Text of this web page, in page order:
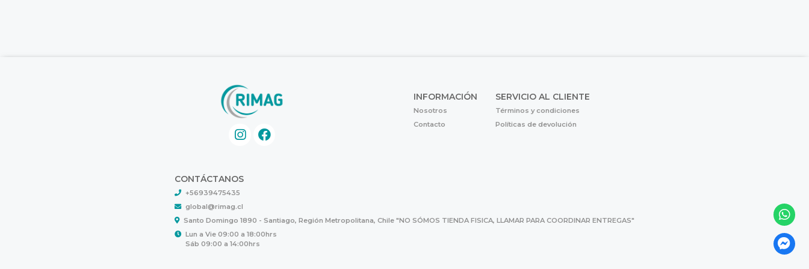
INFORMACIÓN
Nosotros
Contacto
SERVICIO AL CLIENTE
Términos y condiciones
Políticas de devolución
CONTÁCTANOS
+56939475435
global@rimag.cl
Santo Domingo 1890 - Santiago, Región Metropolitana, Chile "NO SÓMOS TIENDA FISICA, LLAMAR PARA COORDINAR ENTREGAS"
Lun a Vie 09:00 a 18:00hrs
Sáb 09:00 a 14:00hrs